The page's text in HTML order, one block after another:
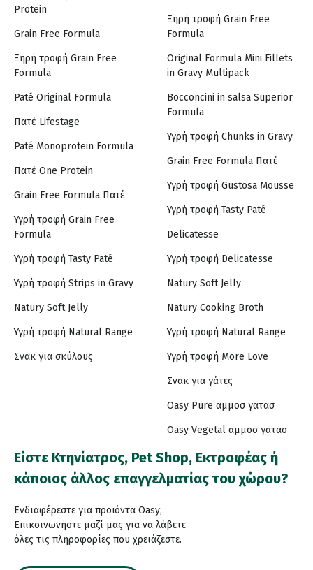
Protein
Grain Free Formula
Ξηρή τροφή Grain Free
Formula
Paté Original Formula
Πατέ Lifestage
Paté Monoprotein Formula
Πατέ One Protein
Grain Free Formula Πατέ
Υγρή τροφή Grain Free
Formula
Υγρή τροφή Tasty Paté
Υγρή τροφή Strips in Gravy
Natury Soft Jelly
Υγρή τροφή Natural Range
Σνακ για σκύλους
Ξηρή τροφή Grain Free
Formula
Original Formula Mini Fillets
in Gravy Multipack
Bocconcini in salsa Superior
Formula
Υγρή τροφή Chunks in Gravy
Grain Free Formula Πατέ
Υγρή τροφή Gustosa Mousse
Υγρή τροφή Tasty Paté
Delicatesse
Υγρή τροφή Delicatesse
Natury Soft Jelly
Natury Cooking Broth
Υγρή τροφή Natural Range
Υγρή τροφή More Love
Σνακ για γάτες
Oasy Pure αμμοσ γατασ
Oasy Vegetal αμμοσ γατασ
Είστε Κτηνίατρος, Pet Shop, Εκτροφέας ή
κάποιος άλλος επαγγελματίας του χώρου?
Ενδιαφέρεστε για προϊόντα Oasy;
Επικοινωνήστε μαζί μας για να λάβετε
όλες τις πληροφορίες που χρειάζεστε.